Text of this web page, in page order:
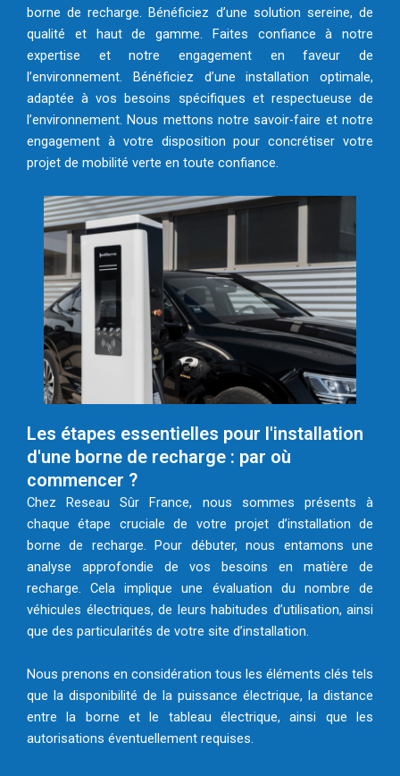
borne de recharge. Bénéficiez d’une solution sereine, de
qualité et haut de gamme. Faites confiance à notre
expertise et notre engagement en faveur de
l’environnement. Bénéficiez d’une installation optimale,
adaptée à vos besoins spécifiques et respectueuse de
l’environnement. Nous mettons notre savoir-faire et notre
engagement à votre disposition pour concrétiser votre
projet de mobilité verte en toute confiance.
Les étapes essentielles pour l'installation
d'une borne de recharge : par où
commencer ?
Chez Reseau Sûr France, nous sommes présents à
chaque étape cruciale de votre projet d’installation de
borne de recharge. Pour débuter, nous entamons une
analyse approfondie de vos besoins en matière de
recharge. Cela implique une évaluation du nombre de
véhicules électriques, de leurs habitudes d’utilisation, ainsi
que des particularités de votre site d’installation.
Nous prenons en considération tous les éléments clés tels
que la disponibilité de la puissance électrique, la distance
entre la borne et le tableau électrique, ainsi que les
autorisations éventuellement requises.